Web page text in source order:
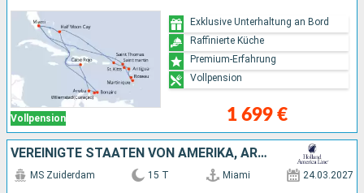
Vollpension 1 699 €
Exklusive Unterhaltung an Bord
Raffinierte Küche
Premium-Erfahrung
Vollpension
VEREINIGTE STAATEN VON AMERIKA, ARUBA, BAHAMAS, DOMINIKANISCHE REPUBLIK
MS Zuiderdam 15 T Miami 24.03.2027